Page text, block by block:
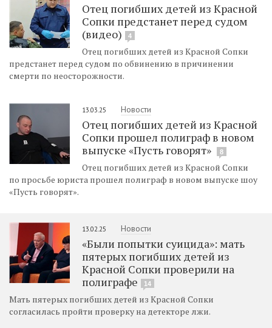
Отец погибших детей из Красной
Сопки предстанет перед судом
(видео)
4
Отец погибших детей из Красной Сопки
предстанет перед судом по обвинению в причинении
смерти по неосторожности.
13.03.25 Новости
Отец погибших детей из Красной
Сопки прошел полиграф в новом
выпуске «Пусть говорят»
8
Отец погибших детей из Красной Сопки
по просьбе юриста прошел полиграф в новом выпуске шоу
«Пусть говорят».
13.02.25 Новости
«Были попытки суицида»: мать
пятерых погибших детей из
Красной Сопки проверили на
полиграфе
14
Мать пятерых погибших детей из Красной Сопки
согласилась пройти проверку на детекторе лжи.